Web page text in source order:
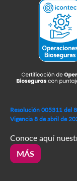
Resolución 005311 del
Vigencia 8 de abril de
Conoce aquí
MÁS